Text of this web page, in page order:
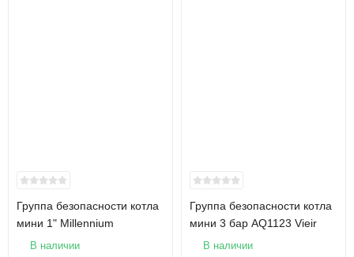
Группа безопасности котла
мини 1" Millennium
В наличии
Группа безопасности котла
мини 3 бар AQ1123 Vieir
В наличии